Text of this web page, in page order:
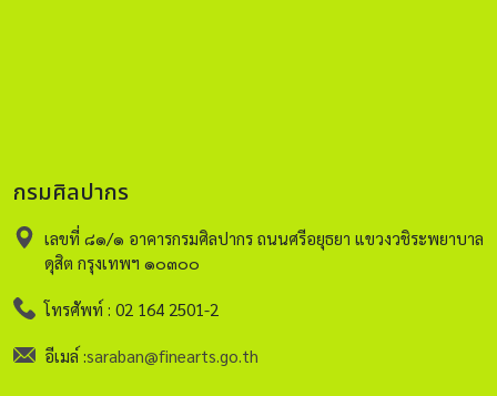
กรมศิลปากร
เลขที่ ๘๑/๑ อาคารกรมศิลปากร ถนนศรีอยุธยา แขวงวชิระพยาบาล
ดุสิต กรุงเทพฯ ๑๐๓๐๐
โทรศัพท์ : 02 164 2501-2
อีเมล์ :saraban@finearts.go.th